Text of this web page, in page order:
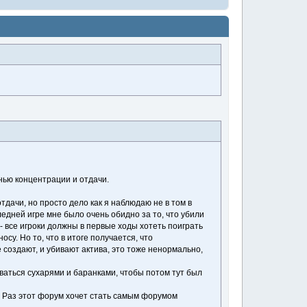
концентрации и отдачи.
но просто дело как я наблюдаю не в том в
игре мне было очень обидно за то, что убили
игроки должны в первые ходы хотеть поиграть
Но то, что в итоге получается, что
и убивают актива, это тоже ненормально,
сухарями и баранками, чтобы потом тут был
Раз этот форум хочет стать самым форумом